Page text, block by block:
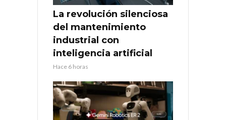
La revolución silenciosa
del mantenimiento
industrial con
inteligencia artificial
Hace 6 horas